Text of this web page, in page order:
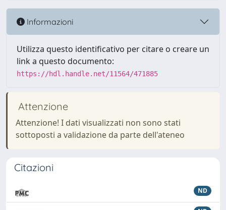
Informazioni
Utilizza questo identificativo per citare o creare un
link a questo documento:
https://hdl.handle.net/11564/471885
Attenzione
Attenzione! I dati visualizzati non sono stati
sottoposti a validazione da parte dell'ateneo
Citazioni
ND